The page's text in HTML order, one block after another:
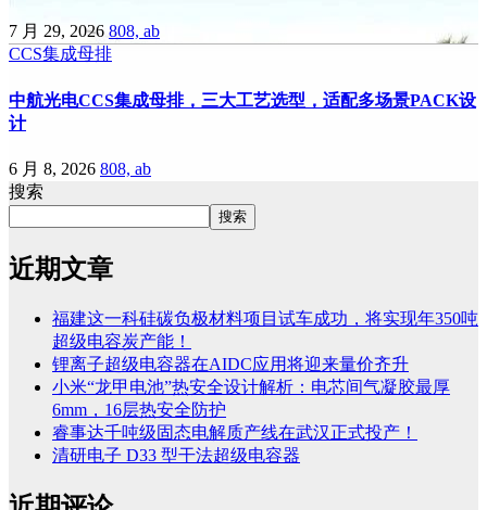
7 月 29, 2026 808, ab
CCS集成母排
中航光电CCS集成母排，三大工艺选型，适配多场景PACK设
计
6 月 8, 2026 808, ab
搜索
搜索
近期文章
福建这一科硅碳负极材料项目试车成功，将实现年350吨
超级电容炭产能！
锂离子超级电容器在AIDC应用将迎来量价齐升
小米“龙甲电池”热安全设计解析：电芯间气凝胶最厚
6mm，16层热安全防护
睿事达千吨级固态电解质产线在武汉正式投产！
清研电子 D33 型干法超级电容器